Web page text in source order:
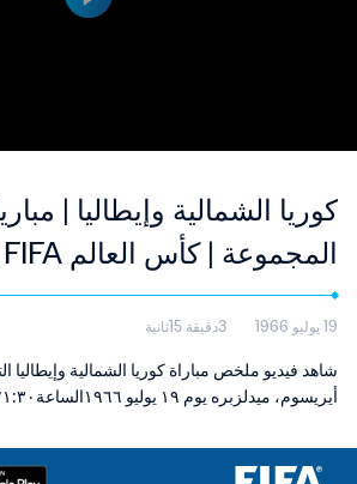
كوريا الشمالية وإيطاليا |
١٩٦٦ | فيديو ملخص
19 يوليو 1966 3دقيقة 15ثانية
شاهد فيديو ملخص مباراة كوريا الشمالية
أيريسوم، ميدلزبره يوم ١٩ يوليو ١٩٦٦الساعة٢١:٣٠.